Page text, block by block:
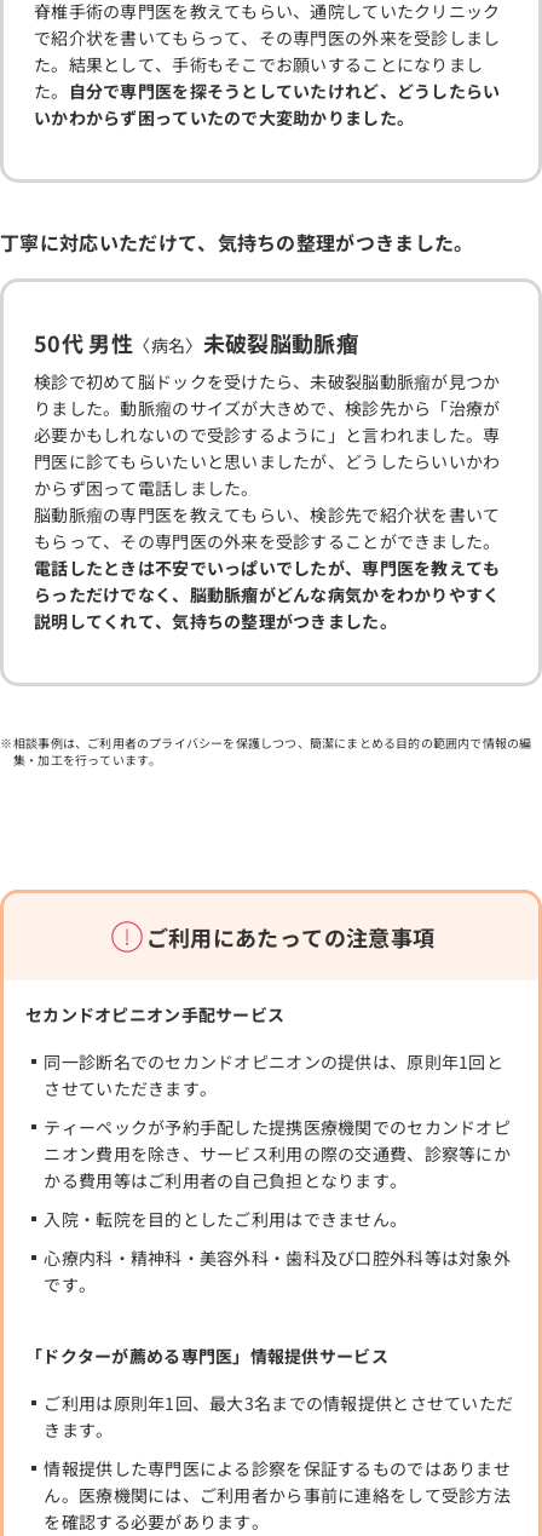
脊椎手術の専門医を教えてもらい、通院していたクリニック
で紹介状を書いてもらって、その専門医の外来を受診しまし
た。結果として、手術もそこでお願いすることになりまし
た。 自分で専門医を探そうとしていたけれど、どうしたらい
いかわからず困っていたので大変助かりました。
丁寧に対応いただけて、気持ちの整理がつきました。
50代 男性 〈病名〉 未破裂脳動脈瘤
検診で初めて脳ドックを受けたら、未破裂脳動脈瘤が見つか
りました。動脈瘤のサイズが大きめで、検診先から「治療が
必要かもしれないので受診するように」と言われました。専
門医に診てもらいたいと思いましたが、どうしたらいいかわ
からず困って電話しました。
脳動脈瘤の専門医を教えてもらい、検診先で紹介状を書いて
もらって、その専門医の外来を受診することができました。
電話したときは不安でいっぱいでしたが、専門医を教えても
らっただけでなく、脳動脈瘤がどんな病気かをわかりやすく
説明してくれて、気持ちの整理がつきました。
相談事例は、ご利用者のプライバシーを保護しつつ、簡潔にまとめる目的の範囲内で情報の編
集・加工を行っています。
ご利用にあたっての注意事項
セカンドオピニオン手配サービス
同一診断名でのセカンドオピニオンの提供は、原則年1回と
させていただきます。
ティーペックが予約手配した提携医療機関でのセカンドオピ
ニオン費用を除き、サービス利用の際の交通費、診察等にか
かる費用等はご利用者の自己負担となります。
入院・転院を目的としたご利用はできません。
心療内科・精神科・美容外科・歯科及び口腔外科等は対象外
です。
「ドクターが薦める専門医」情報提供サービス
ご利用は原則年1回、最大3名までの情報提供とさせていただ
きます。
情報提供した専門医による診察を保証するものではありませ
ん。医療機関には、ご利用者から事前に連絡をして受診方法
を確認する必要があります。